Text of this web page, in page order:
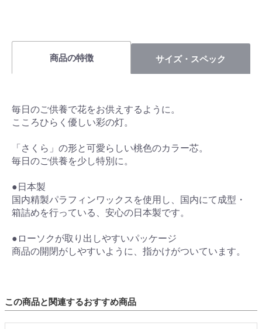
商品の特徴 サイズ・スペック
毎日のご供養で花をお供えするように。
こころひらく優しい彩の灯。
「さくら」の形と可愛らしい桃色のカラー芯。
毎日のご供養を少し特別に。
●日本製
国内精製パラフィンワックスを使用し、国内にて成型・
箱詰めを行っている、安心の日本製です。
●ローソクが取り出しやすいパッケージ
商品の開閉がしやすいように、指かけがついています。
この商品と関連するおすすめ商品